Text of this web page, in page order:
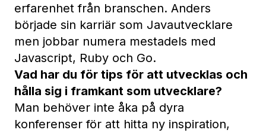
erfarenhet från branschen. Anders
började sin karriär som Javautvecklare
men jobbar numera mestadels med
Javascript, Ruby och Go.
Vad har du för tips för att utvecklas och
hålla sig i framkant som utvecklare?
Man behöver inte åka på dyra
konferenser för att hitta ny inspiration,